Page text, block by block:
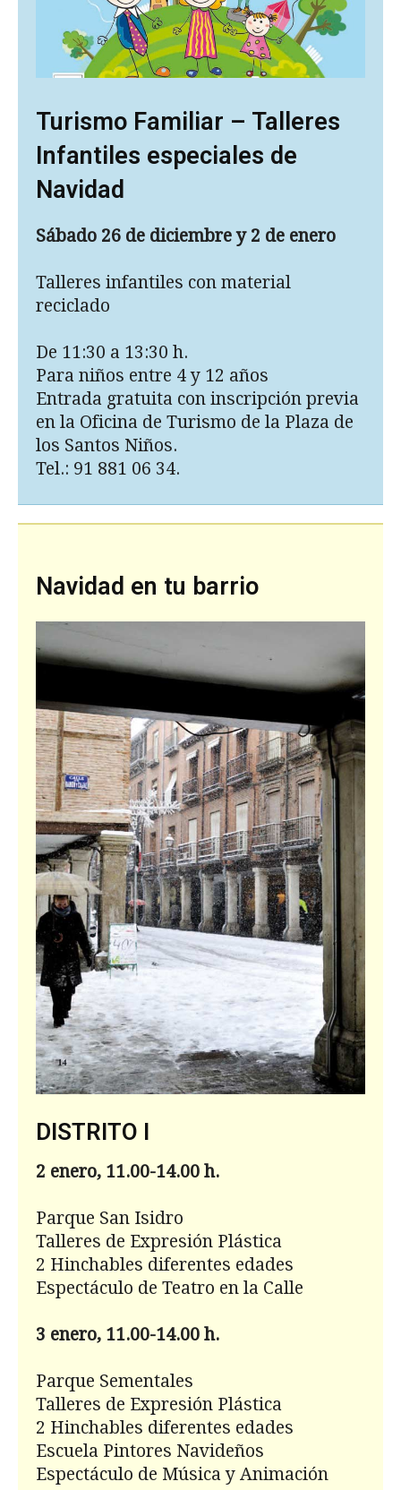
Turismo Familiar – Talleres
Infantiles especiales de
Navidad
Sábado 26 de diciembre y 2 de enero
Talleres infantiles con material
reciclado
De 11:30 a 13:30 h.
Para niños entre 4 y 12 años
Entrada gratuita con inscripción previa
en la Oficina de Turismo de la Plaza de
los Santos Niños.
Tel.: 91 881 06 34.
Navidad en tu barrio
DISTRITO I
2 enero, 11.00-14.00 h.
Parque San Isidro
Talleres de Expresión Plástica
2 Hinchables diferentes edades
Espectáculo de Teatro en la Calle
3 enero, 11.00-14.00 h.
Parque Sementales
Talleres de Expresión Plástica
2 Hinchables diferentes edades
Escuela Pintores Navideños
Espectáculo de Música y Animación